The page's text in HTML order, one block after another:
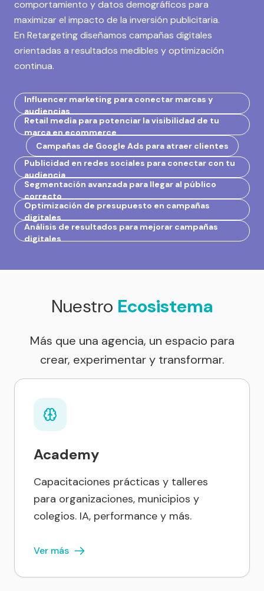
comportamiento y datos demográficos para
maximizar el impacto de la inversión publicitaria.
En Retargeting diseñamos campañas digitales
orientadas a resultados medibles y optimización
continua.
Influencer marketing para conectar marcas y
audiencias
Retail media para potenciar la visibilidad de tu
marca en ecommerce
Campañas de Google Ads para atraer clientes
Publicidad en redes sociales para conectar con tu
audiencia
Segmentación avanzada para llegar al público
correcto
Optimización de presupuesto en campañas
digitales
Análisis de resultados para mejorar campañas
digitales
Nuestro Ecosistema
Más que una agencia, un espacio para
crear, experimentar y transformar.
Academy
Capacitaciones prácticas y talleres
para organizaciones, municipios y
colegios. IA, performance y más.
Ver más